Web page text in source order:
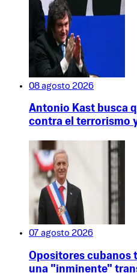
08 agosto 2026
Antonio Kast busca
contra el terrorismo
07 agosto 2026
Opositores cubanos
una "inminente"